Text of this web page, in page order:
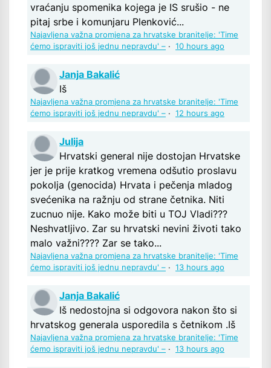
vraćanju spomenika kojega je IS srušio - ne
pitaj srbe i komunjaru Plenković...
Najavljena važna promjena za hrvatske branitelje: 'Time
ćemo ispraviti još jednu nepravdu' – · 10 hours ago
Janja Bakalić
Iš
Najavljena važna promjena za hrvatske branitelje: 'Time
ćemo ispraviti još jednu nepravdu' – · 12 hours ago
Julija
Hrvatski general nije dostojan Hrvatske
jer je prije kratkog vremena odšutio proslavu
pokolja (genocida) Hrvata i pečenja mladog
svećenika na ražnju od strane četnika. Niti
zucnuo nije. Kako može biti u TOJ Vladi???
Neshvatljivo. Zar su hrvatski nevini životi tako
malo važni???? Zar se tako...
Najavljena važna promjena za hrvatske branitelje: 'Time
ćemo ispraviti još jednu nepravdu' – · 13 hours ago
Janja Bakalić
Iš nedostojna si odgovora nakon što si
hrvatskog generala usporedila s četnikom .Iš
Najavljena važna promjena za hrvatske branitelje: 'Time
ćemo ispraviti još jednu nepravdu' – · 13 hours ago